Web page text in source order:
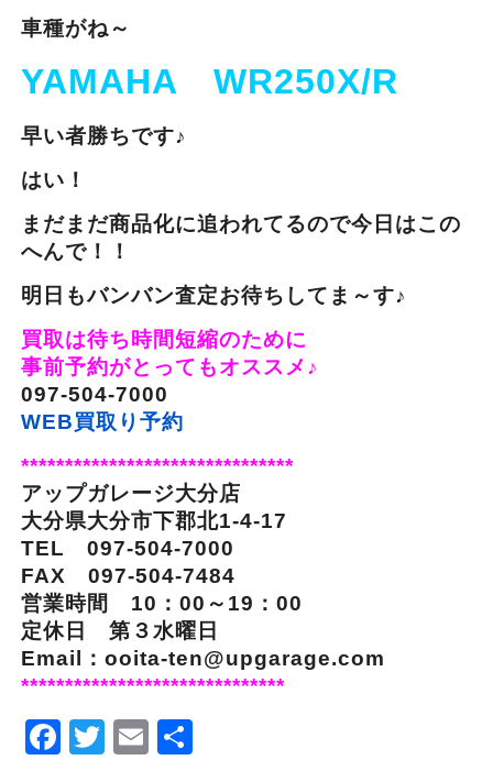
車種がね～
YAMAHA WR250X/R
早い者勝ちです♪
はい！
まだまだ商品化に追われてるので今日はこの
へんで！！
明日もバンバン査定お待ちしてま～す♪
買取は待ち時間短縮のために
事前予約がとってもオススメ♪
097-504-7000
WEB買取り予約
*******************************
アップガレージ大分店
大分県大分市下郡北1-4-17
TEL 097-504-7000
FAX 097-504-7484
営業時間 10：00～19：00
定休日 第３水曜日
Email：ooita-ten@upgarage.com
******************************
Facebook
Twitter
EmailShare